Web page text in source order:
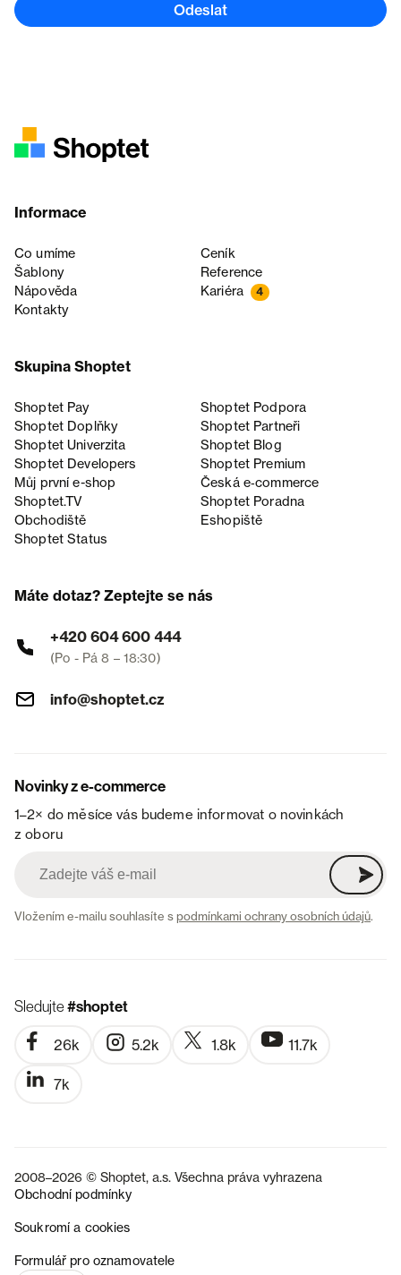
Odeslat
Informace
Co umíme
Ceník
Šablony
Reference
Nápověda
Kariéra 4
Kontakty
Skupina Shoptet
Shoptet Pay
Shoptet Podpora
Shoptet Doplňky
Shoptet Partneři
Shoptet Univerzita
Shoptet Blog
Shoptet Developers
Shoptet Premium
Můj první e-shop
Česká e‑commerce
Shoptet.TV
Shoptet Poradna
Obchodiště
Eshopiště
Shoptet Status
Máte dotaz? Zeptejte se nás
+420 604 600 444
(Po - Pá 8 – 18:30)
info@shoptet.cz
Novinky z e-commerce
1–2× do měsíce vás budeme informovat o novinkách
z oboru
Vložením e-mailu souhlasíte spodmínkami ochrany osobních údajů.
Sledujte#shoptet
26k 5.2k 1.8k 11.7k
7k
2008–2026 © Shoptet, a.s. Všechna práva vyhrazena
Obchodní podmínky
Soukromí a cookies
Formulář pro oznamovatele